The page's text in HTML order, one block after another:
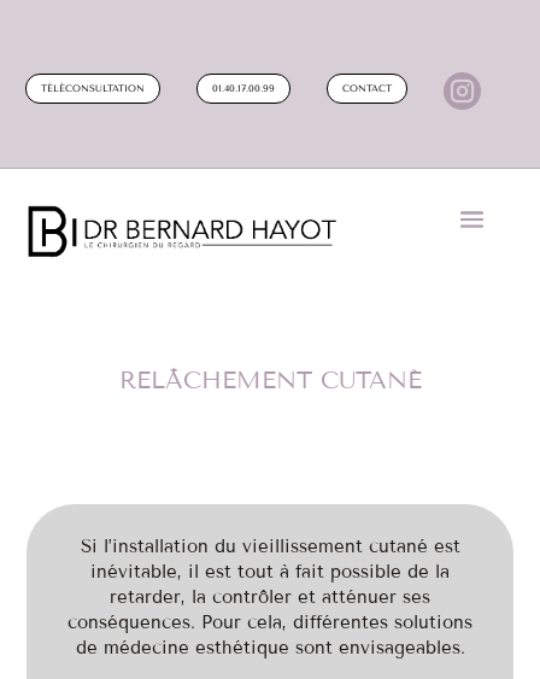
TÉLÉCONSULTATION 01.40.17.00.99 CONTACT 
RELÂCHEMENT CUTANÉ
Si l’installation du vieillissement cutané est
inévitable, il est tout à fait possible de la
retarder, la contrôler et atténuer ses
conséquences. Pour cela, différentes solutions
de médecine esthétique sont envisageables.